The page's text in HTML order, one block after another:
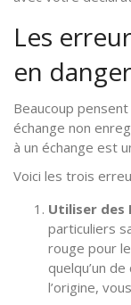
Les
en danger
Beaucoup
échange non
à un échange est
Voici les trois
Utiliser des
particuliers
rouge pour
quelqu’un
l’origine,